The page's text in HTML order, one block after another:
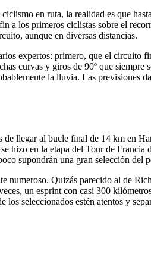
en ruta, la realidad es que
a los primeros ciclistas sobre el
aunque en diversas distancias.
expertos: primero, que el circuito
curvas y giros de 90º que
la lluvia. Las previsiones
llegar al bucle final de 14 km en
hizo en la etapa del Tour de
supondrán una gran selección del
numeroso. Quizás parecido al de
un esprint con casi 300
seleccionados estén atentos y